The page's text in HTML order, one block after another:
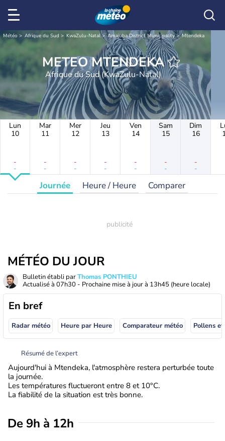
Météo Afrique du Sud KwaZulu-Natal Amajuba District Municipality Mtendeka
METEO MTENDEKA
Afrique du Sud (KwaZulu-Natal)
Lun
10
-
-
Mar
11
-
-
Mer
12
-
-
Jeu
13
-
-
Ven
14
-
-
Sam
15
-
-
Dim
16
-
-
Journée Heure / Heure Comparer
MÉTÉO DU JOUR
Bulletin établi parThomas PONTHIEU
Actualisé à 07h30 - Prochaine mise à jour à 13h45 (heure locale)
En bref
Radar météo Heure par Heure Comparateur météo Pollens
Résumé de l’expert
Aujourd'hui à Mtendeka, l'atmosphère restera perturbée toute
la journée.
Les températures fluctueront entre 8 et 10°C.
La fiabilité de la situation est très bonne.
De 9h à 12h